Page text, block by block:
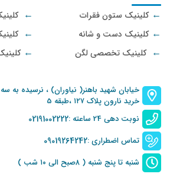
کلینیک ستون فقرات
کلینیک دست و شانه
کلینیک تخصصی لگن
خیابان شهید باهنر( نیاوران) ، نرسیده به
خرید نارون پلاک ۱۲۷ ،طبقه 5
نوبت دهی 24 ساعته :
02191002222
تماس اضطراری :09019264242
شنبه تا پنج شنبه ( ۸صبح الی ۱۰ شب )